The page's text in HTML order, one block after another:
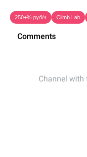
250+% руб/ч Climb Lab